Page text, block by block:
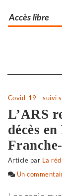
Accès libre
Separateur
Covid-19 -suivi
L’ARS
décès
Article par La
Un